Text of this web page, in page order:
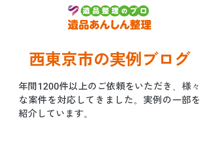
西東京市の実例ブログ
年間1200件以上のご依頼をいただき、様々
な案件を対応してきました。実例の一部を
紹介しています。